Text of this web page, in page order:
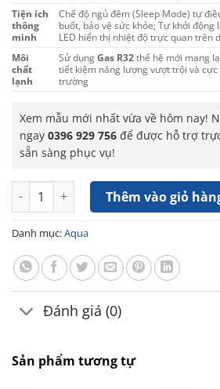
Tiện ích
thông
minh
Chế độ ngủ đêm (Sleep Mode) tự
buốt, bảo vệ sức khỏe; Tự khởi động
LED hiển thị nhiệt độ trực quan trên
Môi
chất
lạnh
Sử dụngGas R32thế hệ mới mang
tiết kiệm năng lượng vượt trội và cực
trường
Xem mẫu mới nhất vừa về hôm nay!
ngay 0396 929 756 để được hỗ trợ
sẵn sàng phục vụ!
Máy lạnh AQUA Inverter 1.5 HP AQA-
Thêm vào giỏ
Danh mục:Aqua
Đánh giá (0)
Sản phẩm tương tự